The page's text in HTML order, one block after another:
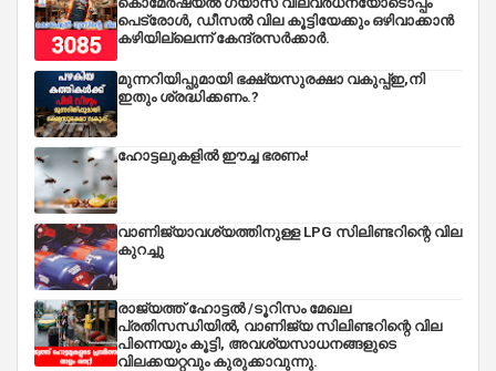
പെട്രോൾ, ഡീസല്‍ വില കൂട്ടിയേക്കും ഒഴിവാക്കാന്‍
കഴിയില്ലെന്ന് കേന്ദ്രസര്‍ക്കാര്‍.
മുന്നറിയിപ്പുമായി ഭക്ഷ്യസുരക്ഷാ വകുപ്പ്ഇ,നി
ഇതും ശ്രദ്ധിക്കണം.?
ഹോട്ടലുകളിൽ ഈച്ച ഭരണം!
വാണിജ്യാവശ്യത്തിനുള്ള LPG സിലിണ്ടറിന്റെ വില
കുറച്ചു
രാജ്യത്ത് ഹോട്ടൽ /ടൂറിസം മേഖല
പ്രതിസന്ധിയിൽ, വാണിജ്യ സിലിണ്ടറിന്റെ വില
പിന്നെയും കൂട്ടി, അവശ്യസാധനങ്ങളുടെ
വിലക്കയറ്റവും കുരുക്കാവുന്നു.